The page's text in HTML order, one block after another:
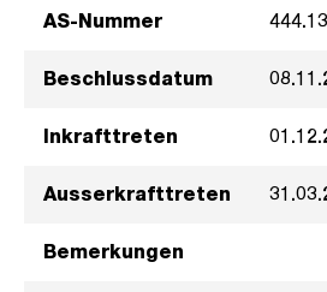
AS-Nummer
Beschlussdatum
Inkrafttreten
Ausserkrafttreten
Bemerkungen